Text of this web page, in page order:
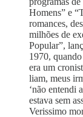
Homens” e
romances,
milhões de
Popular”,
1970,
era um
liam, meus
‘não entendi
estava sem
Verissimo